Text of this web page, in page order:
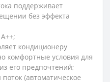
поддерживает
без эффекта
кондиционеру
комфортные условия для
его предпочтений;
(автоматическое